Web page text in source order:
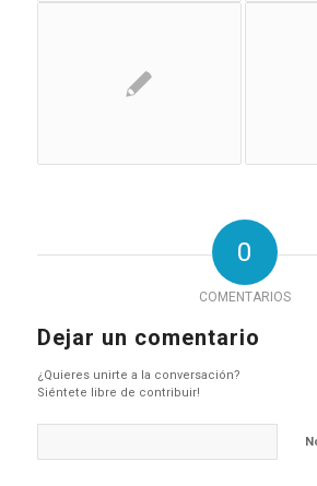
0
COMENTARIOS
Dejar un comentario
¿Quieres unirte a la conversación?
Siéntete libre de contribuir!